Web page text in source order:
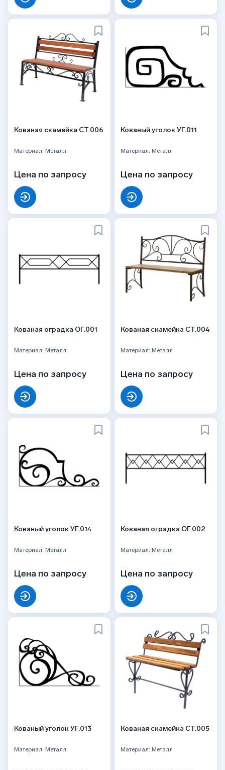
Кованая скамейка СТ.006
Материал: Металл
Цена по запросу
Кованый уголок УГ.011
Материал: Металл
Цена по запросу
Кованая оградка ОГ.001
Материал: Металл
Цена по запросу
Кованая скамейка СТ.004
Материал: Металл
Цена по запросу
Кованый уголок УГ.014
Материал: Металл
Цена по запросу
Кованая оградка ОГ.002
Материал: Металл
Цена по запросу
Кованый уголок УГ.013
Материал: Металл
Кованая скамейка СТ.005
Материал: Металл